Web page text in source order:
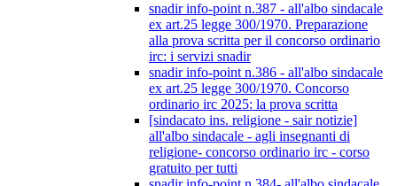
snadir info-point n.387 - all'albo sindacale
ex art.25 legge 300/1970. Preparazione
alla prova scritta per il concorso ordinario
irc: i servizi snadir
snadir info-point n.386 - all'albo sindacale
ex art.25 legge 300/1970. Concorso
ordinario irc 2025: la prova scritta
[sindacato ins. religione - sair notizie]
all'albo sindacale - agli insegnanti di
religione- concorso ordinario irc - corso
gratuito per tutti